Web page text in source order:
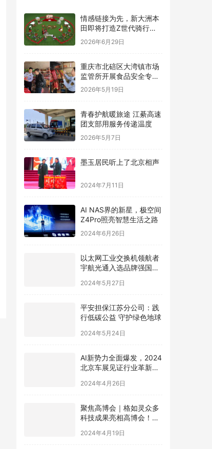
情感链接为先，新大洲本
田即将打造Z世代骑行内
容新标杆
2026年6月29日
重庆市北碚区大湾镇市场
监管所开展食品安全专项
检查
2026年5月19日
青春护航暖旅途 江綦高速
团支部用服务传递温度
2026年5月7日
墨玉居民听上了北京相声
2024年7月11日
AI NAS界的新星，极空间
Z4Pro照亮智慧生活之路
2024年6月26日
以太网工业交换机领航者
宇航光通入选品牌强国先
2024年5月27日
平安担保江苏分公司：践
行低碳公益 守护绿色地球
2024年5月24日
AI新势力全面爆发，2024
北京车展见证行业革新，
极空间AI NAS成为领跑者
科技成果亮相高博会！助
力高等教育提质增效